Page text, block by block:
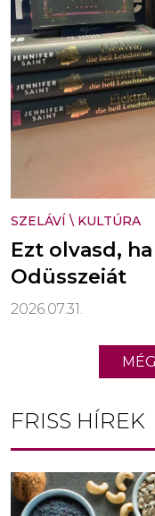
SZELÁVÍ \ KULTÚRA
Ezt olvasd,
Odüsszeiát
2026.07.31.
FRISS HÍREK